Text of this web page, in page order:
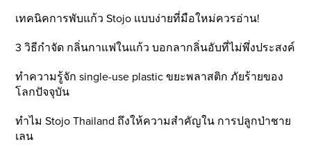
เทคนิคการพับแก้ว Stojo แบบง่ายที่มือใหม่ควรอ่าน!
3 วิธีกำจัด กลิ่นกาแฟในแก้ว บอกลากลิ่นอับที่ไม่พึ่งประสงค์
ทำความรู้จัก single-use plastic ขยะพลาสติก ภัยร้ายของ
โลกปัจจุบัน
ทำไม Stojo Thailand ถึงให้ความสำคัญใน การปลูกป่าชาย
เลน